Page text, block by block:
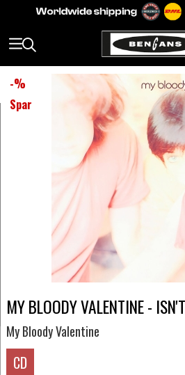
-%
Spar
MY BLOODY VALENTINE -
My Bloody Valentine
CD